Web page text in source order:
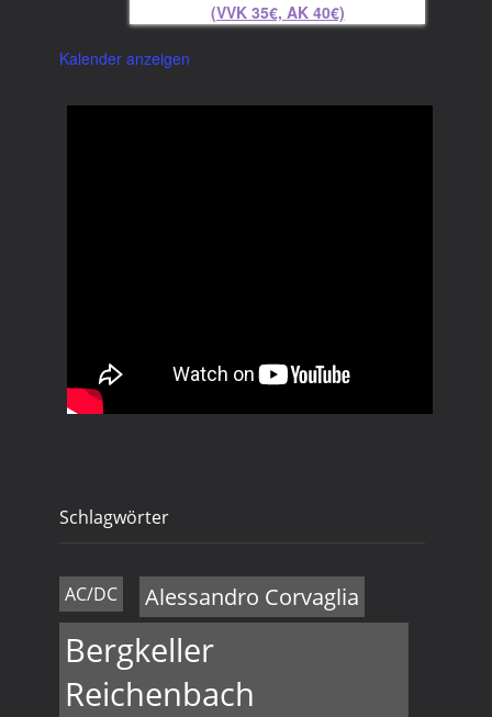
(VVK 35€, AK 40€)
Kalender anzeigen
Schlagwörter
AC/DC Alessandro Corvaglia
Bergkeller
Reichenbach